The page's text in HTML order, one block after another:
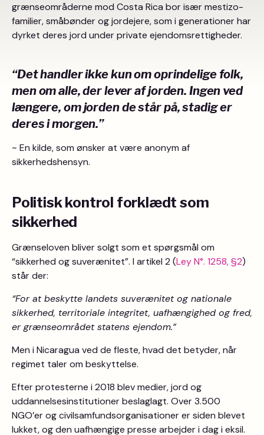
grænseområderne mod Costa Rica bor især mestizo-
familier, småbønder og jordejere, som i generationer har
dyrket deres jord under private ejendomsrettigheder.
“Det handler ikke kun om oprindelige folk,
men om alle, der lever af jorden. Ingen ved
længere, om jorden de står på, stadig er
deres i morgen.”
~ En kilde, som ønsker at være anonym af
sikkerhedshensyn.
Politisk kontrol forklædt som
sikkerhed
Grænseloven bliver solgt som et spørgsmål om
“sikkerhed og suverænitet”. I artikel 2 (Ley N°. 1258, §2)
står der:
“For at beskytte landets suverænitet og nationale
sikkerhed, territoriale integritet, uafhængighed og fred,
er grænseområdet statens ejendom.”
Men i Nicaragua ved de fleste, hvad det betyder, når
regimet taler om beskyttelse.
Efter protesterne i 2018 blev medier, jord og
uddannelsesinstitutioner beslaglagt. Over 3.500
NGO’er og civilsamfundsorganisationer er siden blevet
lukket, og den uafhængige presse arbejder i dag i eksil.